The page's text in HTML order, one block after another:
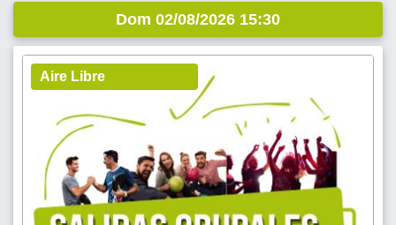
Dom 02/08/2026 15:30
Aire Libre